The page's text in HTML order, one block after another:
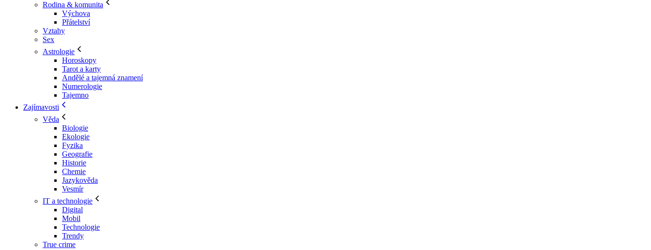
Rodina & komunita
Výchova
Přátelství
Vztahy
Sex
Astrologie
Horoskopy
Tarot a karty
Andělé a tajemná znamení
Numerologie
Tajemno
Zajímavosti
Věda
Biologie
Ekologie
Fyzika
Geografie
Historie
Chemie
Jazykověda
Vesmír
IT a technologie
Digital
Mobil
Technologie
Trendy
True crime